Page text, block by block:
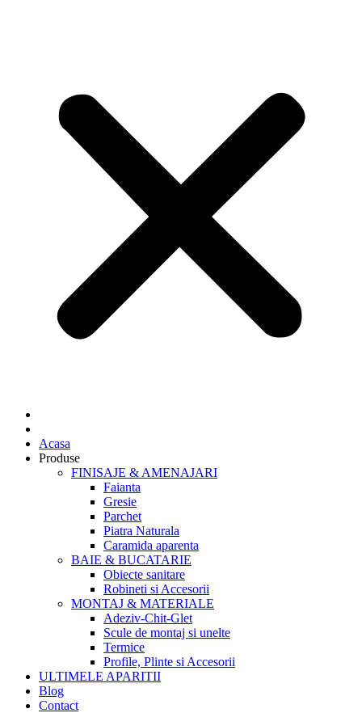
Acasa
Produse
FINISAJE & AMENAJARI
Faianta
Gresie
Parchet
Piatra Naturala
Caramida aparenta
BAIE & BUCATARIE
Obiecte sanitare
Robineti si Accesorii
MONTAJ & MATERIALE
Adeziv-Chit-Glet
Scule de montaj si unelte
Termice
Profile, Plinte si Accesorii
ULTIMELE APARITII
Blog
Contact